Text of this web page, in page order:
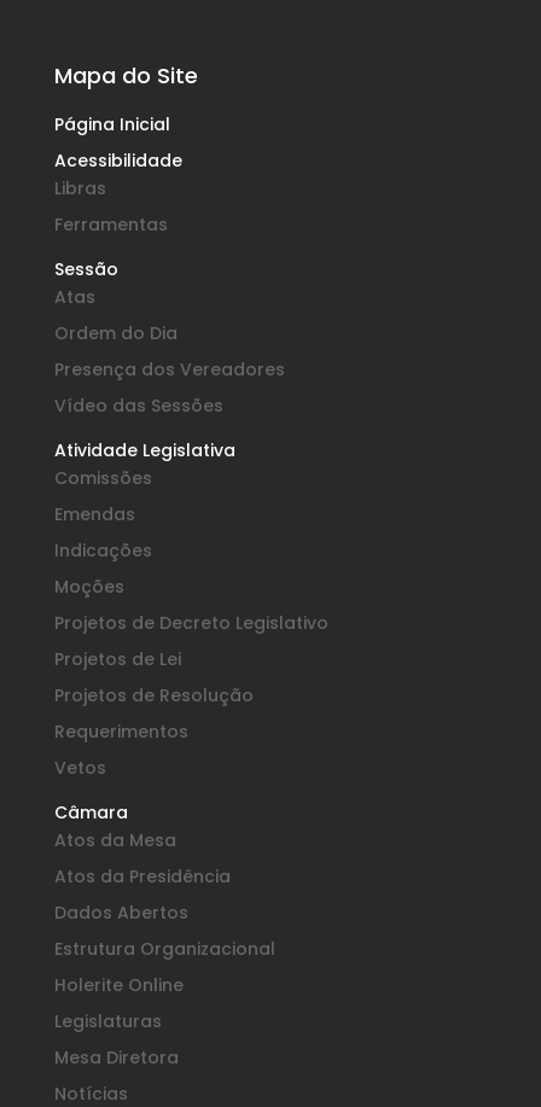
Mapa do Site
Página Inicial
Acessibilidade
Libras
Ferramentas
Sessão
Atas
Ordem do Dia
Presença dos Vereadores
Vídeo das Sessões
Atividade Legislativa
Comissões
Emendas
Indicações
Moções
Projetos de Decreto Legislativo
Projetos de Lei
Projetos de Resolução
Requerimentos
Vetos
Câmara
Atos da Mesa
Atos da Presidência
Dados Abertos
Estrutura Organizacional
Holerite Online
Legislaturas
Mesa Diretora
Notícias